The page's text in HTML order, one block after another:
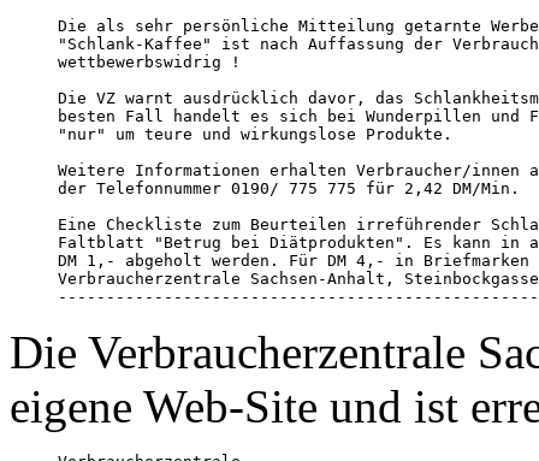
Die als sehr persönliche Mitteilung getarnte
"Schlank-Kaffee" ist nach Auffassung der
wettbewerbswidrig !
Die VZ warnt ausdrücklich davor, das
besten Fall handelt es sich bei Wunderpillen
"nur" um teure und wirkungslose Produkte.
Weitere Informationen erhalten Verbraucher/innen
der Telefonnummer 0190/ 775 775 für 2,42 DM/Min.
Eine Checkliste zum Beurteilen irreführender
Faltblatt "Betrug bei Diätprodukten". Es kann in
DM 1,- abgeholt werden. Für DM 4,- in
Verbraucherzentrale Sachsen-Anhalt,
Die Verbraucherzentrale
eigene Web-Site und ist